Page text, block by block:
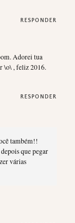
Adorei tua
\o\ , feliz 2016.
RESPONDER
também!!
que pegar
várias
RESPONDER